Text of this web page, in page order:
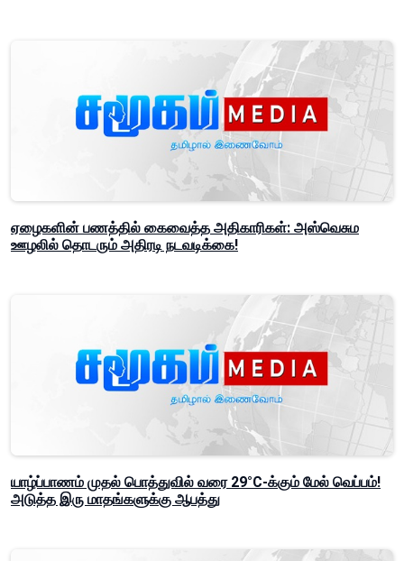
ஏழைகளின் பணத்தில் கைவைத்த அதிகாரிகள்: அஸ்வெசும
ஊழலில் தொடரும் அதிரடி நடவடிக்கை!
யாழ்ப்பாணம் முதல் பொத்துவில் வரை 29°C-க்கும் மேல் வெப்பம்!
அடுத்த இரு மாதங்களுக்கு ஆபத்து